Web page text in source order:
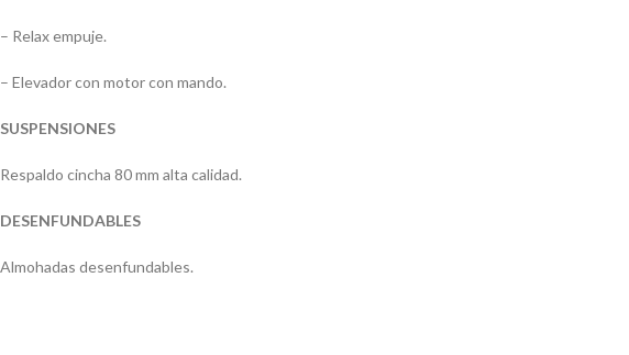
– Relax empuje.
– Elevador con motor con mando.
SUSPENSIONES
Respaldo cincha 80 mm alta calidad.
DESENFUNDABLES
Almohadas desenfundables.